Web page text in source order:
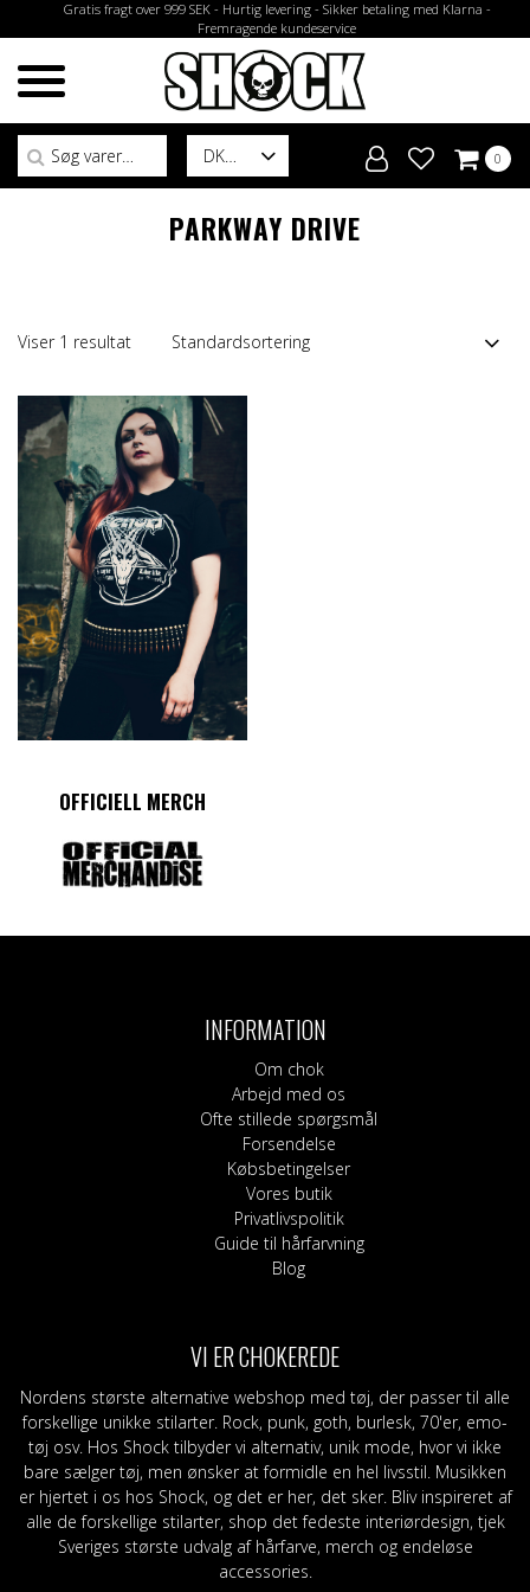
Gratis fragt over 999 SEK - Hurtig levering - Sikker betaling med Klarna -
Fremragende kundeservice
DK
Søg efter:
0
PARKWAY DRIVE
Viser 1 resultat
OFFICIELL MERCH
INFORMATION
Om chok
Arbejd med os
Ofte stillede spørgsmål
Forsendelse
Købsbetingelser
Vores butik
Privatlivspolitik
Guide til hårfarvning
Blog
VI ER CHOKEREDE
Nordens største alternative webshop med tøj, der passer til alle
forskellige unikke stilarter. Rock, punk, goth, burlesk, 70'er, emo-
tøj osv. Hos Shock tilbyder vi alternativ, unik mode, hvor vi ikke
bare sælger tøj, men ønsker at formidle en hel livsstil. Musikken
er hjertet i os hos Shock, og det er her, det sker. Bliv inspireret af
alle de forskellige stilarter, shop det fedeste interiørdesign, tjek
Sveriges største udvalg af hårfarve, merch og endeløse
accessories.